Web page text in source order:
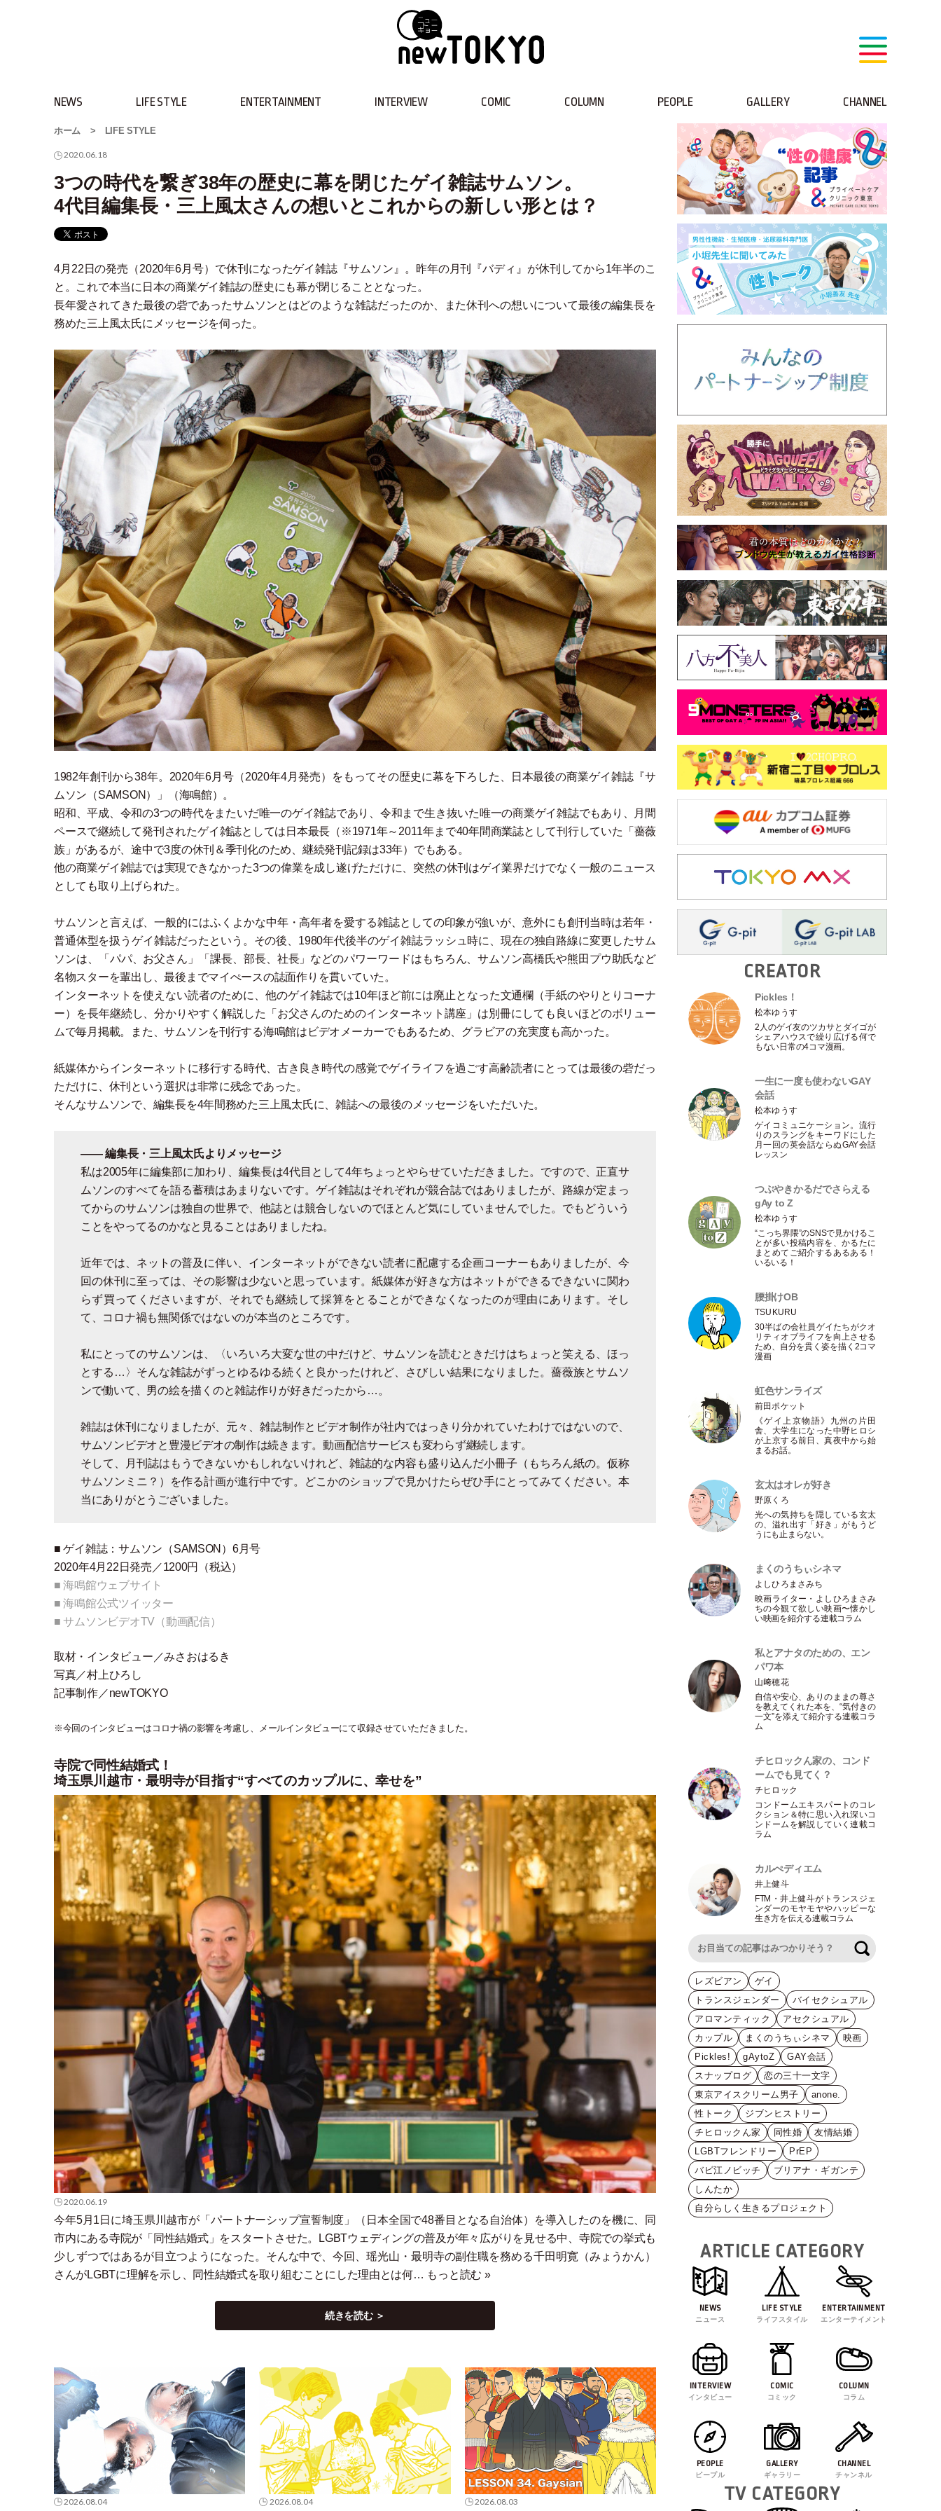
NEWS LIFE STYLE ENTERTAINMENT INTERVIEW COMIC COLUMN PEOPLE GALLERY CHANNEL
ホーム > LIFE STYLE
2020.06.18
3つの時代を繋ぎ38年の歴史に幕を閉じたゲイ雑誌サムソン。
4代目編集長・三上風太さんの想いとこれからの新しい形とは？
4月22日の発売 （2020年6月号） で休刊になったゲイ雑誌『サムソン』。昨年の月刊『バディ』が休刊してから1年半のこ
と。これで本当に日本の商業ゲイ雑誌の歴史にも幕が閉じることとなった。
長年愛されてきた最後の砦であったサムソンとはどのような雑誌だったのか、また休刊への想いについて最後の編集長を
務めた三上風太氏にメッセージを伺った。
1982年創刊から38年。2020年6月号（2020年4月発売）
をもってその歴史に幕を下ろした、日本最後の商業ゲイ雑誌『サ
ムソン （SAMSON ） 」 （海鳴館） 。
昭和、平成、令和の3つの時代をまたいだ唯一のゲイ雑誌であり、令和まで生き抜いた唯一の商業ゲイ雑誌でもあり、月間
ペースで継続して発刊されたゲイ雑誌としては日本最長 （ ※1971年～2011年まで40年間商業誌として刊行していた 「 薔薇
族」 があるが、途中で3度の休刊＆季刊化のため、継続発刊記録は33年） でもある。
他の商業ゲイ雑誌では実現できなかった3つの偉業を成し遂げただけに、突然の休刊はゲイ業界だけでなく一般のニュース
としても取り上げられた。
サムソンと言えば、一般的にはふくよかな中年・高年者を愛する雑誌としての印象が強いが、意外にも創刊当時は若年 ・
普通体型を扱うゲイ雑誌だったという。その後、1980年代後半のゲイ雑誌ラッシュ時に、現在の独自路線に変更したサム
ソンは、
「 パパ、お父さん 」 「課長、部長、社長」 などのパワーワードはもちろん、サムソン高橋氏や熊田プウ助氏など
名物スターを輩出し、最後までマイぺースの誌面作りを貫いていた。
インターネットを使えない読者のために、他のゲイ雑誌では10年ほど前には廃止となった文通欄 （手紙のやりとりコーナ
ー） を長年継続し、分かりやすく解説した 「 お父さんのためのインターネット講座 」 は別冊にしても良いほどのボリュー
ムで毎月掲載。また、サムソンを刊行する海鳴館はビデオメーカーでもあるため、グラビアの充実度も高かった。
紙媒体からインターネットに移行する時代、古き良き時代の感覚でゲイライフを過ごす高齢読者にとっては最後の砦だっ
ただけに、休刊という選択は非常に残念であった。
そんなサムソンで、編集長を4年間務めた三上風太氏に、雑誌への最後のメッセージをいただいた。
―― 編集長・ 三上風太氏よりメッセージ
私は2005年に編集部に加わり、編集長は4代目として4年ちょっとやらせていただきました。ですので、正直サ
ムソンのすべてを語る蓄積はあまりないです。ゲイ雑誌はそれぞれが競合誌ではありましたが、路線が定まっ
てからのサムソンは独自の世界で、他誌とは競合しないのでほとんど気にしていませんでした。でもどういう
ことをやってるのかなと見ることはありましたね。
近年では、ネットの普及に伴い、インターネットができない読者に配慮する企画コーナーもありましたが、今
回の休刊に至っては、その影響は少ないと思っています。紙媒体が好きな方はネットができるできないに関わ
らず買ってくださいますが、それでも継続して採算をとることができなくなったのが理由にあります。そし
て、コロナ禍も無関係ではないのが本当のところです。
私にとってのサムソンは、〈いろいろ大変な世の中だけど、サムソンを読むときだけはちょっと笑える、ほっ
とする…〉そんな雑誌がずっとゆるゆる続くと良かったけれど、さびしい結果になりました。薔薇族とサムソ
ンで働いて、男の絵を描くのと雑誌作りが好きだったから…。
雑誌は休刊になりましたが、元々、雑誌制作とビデオ制作が社内ではっきり分かれていたわけではないので、
サムソンビデオと豊漫ビデオの制作は続きます。動画配信サービスも変わらず継続します。
そして、月刊誌はもうできないかもしれないけれど、雑誌的な内容も盛り込んだ小冊子 （ もちろん紙の。仮称
サムソンミニ？ ）
を作る計画が進行中です。どこかのショップで見かけたらぜひ手にとってみてください。本
当にありがとうございました。
■ ゲイ雑誌：サムソン （SAMSON ） 6月号
2020年4月22日発売／1200円
（税込）
■ 海鳴館ウェブサイト
■ 海鳴館公式ツイッター
■ サムソンビデオTV （動画配信）
取材・ インタビュー／みさおはるき
写真／村上ひろし
記事制作／newTOKYO
※今回のインタビューはコロナ禍の影響を考慮し、メールインタビューにて収録させていただきました。
寺院で同性結婚式！
埼玉県川越市・最明寺が目指す“すべてのカップルに、幸せを”
2020.06.19
今年5月1日に埼玉県川越市が 「 パートナーシップ宣誓制度 」 （ 日本全国で48番目となる自治体）
を導入したのを機に、同
市内にある寺院が 「 同性結婚式」 をスタートさせた。LGBTウェディングの普及が年々広がりを見せる中、寺院での挙式も
少しずつではあるが目立つようになった。そんな中で、今回、瑶光山 ・ 最明寺の副住職を務める千田明寛 （みょうかん）
さんがLGBTに理解を示し、同性結婚式を取り組むことにした理由とは何… もっと読む »
続きを読む ＞
2026.08.04 2026.08.04 2026.08.03
CREATOR
Pickles！
松本ゆうす
2人のゲイ友のツカサとダイゴが
シェアハウスで繰り広げる何で
もない日常の4コマ漫画。
一生に一度も使わないGAY
会話
松本ゆうす
ゲイコミュニケーション。流行
りのスラングをキーワドにした
月一回の英会話ならぬGAY会話
レッスン
つぶやきかるだでさらえる
gAy to Z
松本ゆうす
“こっち界隈”のSNSで見かけるこ
とが多い投稿内容を、かるたに
まとめてご紹介するあるある！
いるいる！
腰掛けOB
TSUKURU
30半ばの会社員ゲイたちがクオ
リティオブライフを向上させる
ため、自分を貫く姿を描く2コマ
漫画
虹色サンライズ
前田ポケット
《ゲイ上京物語》九州の片田
舎、大学生になった中野ヒロシ
が上京する前日、真夜中から始
まるお話。
玄太はオレが好き
野原くろ
光への気持ちを隠している玄太
の、溢れ出す 「好き 」がもうど
うにも止まらない。
まくのうちぃシネマ
よしひろまさみち
映画ライター ・ よしひろまさみ
ちの今観て欲しい映画〜懐かし
い映画を紹介する連載コラム
私とアナタのための、エン
パワ本
山﨑穂花
自信や安心、ありのままの尊さ
を教えてくれた本を、“気付きの
一文”を添えて紹介する連載コラ
ム
チヒロックん家の、コンド
ームでも見てく？
チヒロック
コンドームエキスパートのコレ
クション＆特に思い入れ深いコ
ンドームを解説していく連載コ
ラム
カルぺディエム
井上健斗
FTM ・井上健斗がトランスジェ
ンダーのモヤモヤやハッピーな
生き方を伝える連載コラム
レズビアン
ゲイ
トランスジェンダー
バイセクシュアル
アロマンティック
アセクシュアル
カップル
まくのうちぃシネマ
映画
Pickles!
gAytoZ
GAY会話
スナップログ
恋の三十一文字
東京アイスクリーム男子
anone.
性トーク
ジブンヒストリー
チヒロックん家
同性婚
友情結婚
LGBTフレンドリー
PrEP
バビ江ノビッチ
ブリアナ・ギガンテ
しんたか
自分らしく生きるプロジェクト
ARTICLE CATEGORY
NEWS
ニュース
LIFE STYLE
ライフスタイル
ENTERTAINMENT
エンターテイメント
INTERVIEW
インタビュー
COMIC
コミック
COLUMN
コラム
PEOPLE
ピープル
GALLERY
ギャラリー
CHANNEL
チャンネル
TV CATEGORY